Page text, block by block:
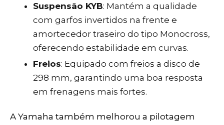
Suspensão KYB: Mantém a qualidade
com garfos invertidos na frente e
amortecedor traseiro do tipo Monocross,
oferecendo estabilidade em curvas.
Freios: Equipado com freios a disco de
298 mm, garantindo uma boa resposta
em frenagens mais fortes.
A Yamaha também melhorou a pilotagem